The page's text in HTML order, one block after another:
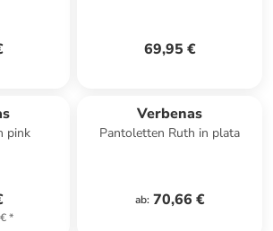
69,95 €
pink
*
Verbenas
Pantoletten Ruth in plata
ab: 70,66 €